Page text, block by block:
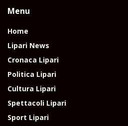
Menu
Home
Lipari News
Cronaca Lipari
Politica Lipari
Cultura Lipari
Spettacoli Lipari
Sport Lipari